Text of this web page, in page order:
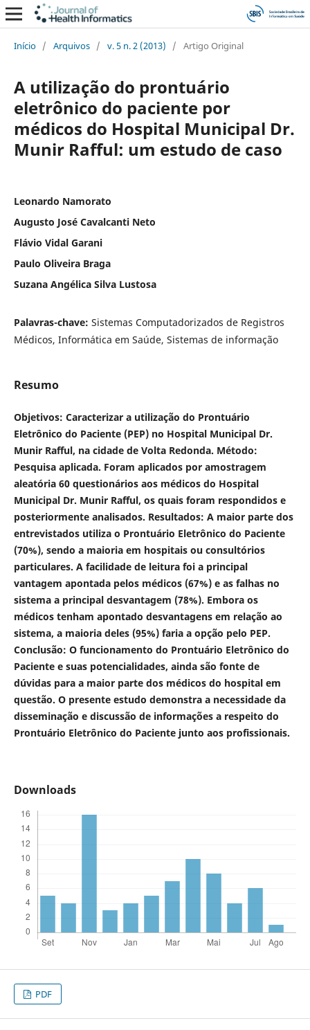
Início / Arquivos / v. 5 n. 2 (2013) / Artigo Original
A utilização do prontuário
eletrônico do paciente por
médicos do Hospital Municipal Dr.
Munir Rafful: um estudo de caso
Leonardo Namorato
Augusto José Cavalcanti Neto
Flávio Vidal Garani
Paulo Oliveira Braga
Suzana Angélica Silva Lustosa
Palavras-chave: Sistemas Computadorizados de Registros
Médicos, Informática em Saúde, Sistemas de informação
Resumo
Objetivos: Caracterizar a utilização do Prontuário
Eletrônico do Paciente (PEP) no Hospital Municipal Dr.
Munir Rafful, na cidade de Volta Redonda. Método:
Pesquisa aplicada. Foram aplicados por amostragem
aleatória 60 questionários aos médicos do Hospital
Municipal Dr. Munir Rafful, os quais foram respondidos e
posteriormente analisados. Resultados: A maior parte dos
entrevistados utiliza o Prontuário Eletrônico do Paciente
(70%), sendo a maioria em hospitais ou consultórios
particulares. A facilidade de leitura foi a principal
vantagem apontada pelos médicos (67%) e as falhas no
sistema a principal desvantagem (78%). Embora os
médicos tenham apontado desvantagens em relação ao
sistema, a maioria deles (95%) faria a opção pelo PEP.
Conclusão: O funcionamento do Prontuário Eletrônico do
Paciente e suas potencialidades, ainda são fonte de
dúvidas para a maior parte dos médicos do hospital em
questão. O presente estudo demonstra a necessidade da
disseminação e discussão de informações a respeito do
Prontuário Eletrônico do Paciente junto aos profissionais.
Downloads
PDF